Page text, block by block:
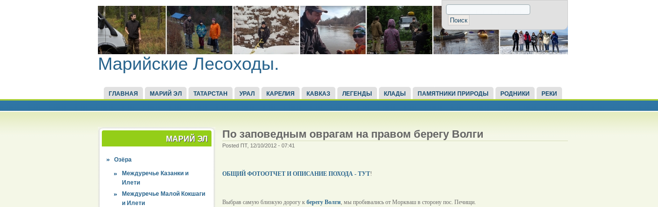
Марийские Лесоходы.
ГЛАВНАЯ МАРИЙ ЭЛ ТАТАРСТАН УРАЛ КАРЕЛИЯ КАВКАЗ ЛЕГЕНДЫ КЛАДЫ ПАМЯТНИКИ ПРИРОДЫ РОДНИКИ РЕКИ
МАРИЙ ЭЛ
Озёра
Междуречье Казанки и
Илети
Междуречье Малой Кокшаги
и Илети
По заповедным оврагам на правом берегу Волги
Posted ПТ, 12/10/2012 - 07:41
ОБЩИЙ ФОТООТЧЕТ И ОПИСАНИЕ ПОХОДА - ТУТ!
Выбрав самую близкую дорогу к берегу Волги, мы пробивались от Моркваш в сторону пос. Печищи.